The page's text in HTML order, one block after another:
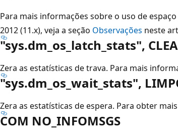
Para mais informações sobre o uso de
2012 (11.x), veja a seção Observações neste
"sys.dm_os_latch_stats",
Zera as estatísticas de trava. Para mais
"sys.dm_os_wait_stats",
Zera as estatísticas de espera. Para obter
COM NO_INFOMSGS